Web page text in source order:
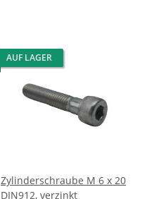
AUF LAGER
Zylinderschraube M 6 x 20
DIN912, verzinkt